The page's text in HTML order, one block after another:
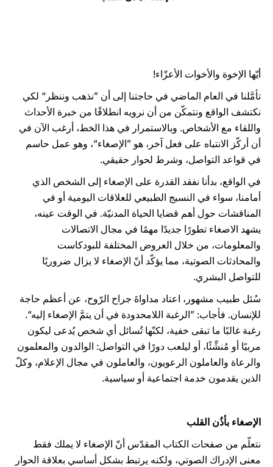
أيّها الإخوة والأخوات الأعزّاء!
تأمَّلنا في العام الماضي في حاجتنا إلى أن ”نذهب وننظر“ لكي
نكتشف الواقع ونتمكّن من أن نرويه انطلاقًا من خبرة الأحداث
واللقاء مع الأشخاص. وبالاستمرار في هذا الخط، أرغب الآن في
أن أركّز الانتباه على فعل آخر، هو ”الإصغاء“، وهو عمل حاسم
في قواعد التواصل، وشرط لحوار حقيقي.
في الواقع، بدأنا نفقد القدرة على الإصغاء إلى الشخص الذي
أمامنا، سواء في النسيج الطبيعي للعلاقات اليومية أو في
المناقشات حول أهم قضايا الحياة المدنيّة. في الوقت عينه،
يشهد الاصغاء تطورًا جديدًا مهمًا في مجال الاتصالات
والمعلومات، من خلال العروض المختلفة للبودكاست
والمحادثات الصوتية، مما يؤكّد أنّ الإصغاء لا يزال ضروريًا
للتواصل البشري.
سُئل طبيب مشهور، اعتاد مداواةَ جراح الرّوح، عن أعظم حاجة
للإنسان. فأجاب: ”الرغبة اللامحدودة في أن يتمَّ الإصغاء إليه“.
رغبة غالبًا ما تبقى خفية، لكنّها تُسائل أي شخص يُدعى ليكون
مربيًا أو مُنشِّئًا، أو ليلعب دورًا في التواصل: الوالدون والمعلمون
والرعاة والعاملون الرعويون، والعاملون في مجال الإعلام، وكلّ
الذين يقدمون خدمة اجتماعية أو سياسية.
الإصغاء بأذُن القلب
نتعلّم من صفحات الكتاب المقدّس أنّ الإصغاء لا يملك فقط
معنى الإدراك الصوتي، ولكنه يرتبط بشكل أساسي بعلاقة الحوار